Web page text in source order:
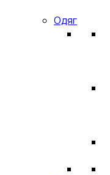
Одяг